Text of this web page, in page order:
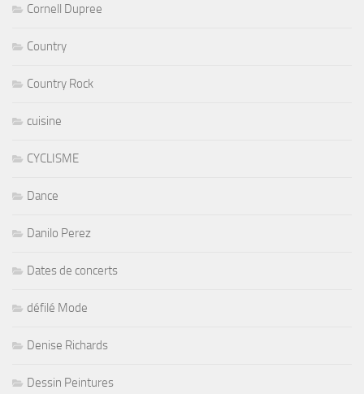
Cornell Dupree
Country
Country Rock
cuisine
CYCLISME
Dance
Danilo Perez
Dates de concerts
défilé Mode
Denise Richards
Dessin Peintures